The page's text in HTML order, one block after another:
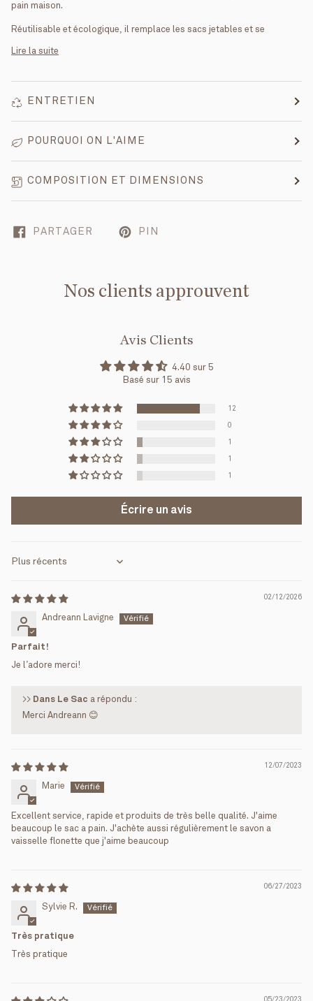
pain maison.
Réutilisable et écologique, il remplace les sacs jetables et se
Lire la suite
ENTRETIEN
POURQUOI ON L'AIME
COMPOSITION ET DIMENSIONS
PARTAGER PIN
Nos clients approuvent
Avis Clients
4.40 sur 5
Basé sur 15 avis
12
0
1
1
1
Écrire un avis
Sort by
02/12/2026
Andreann Lavigne
Parfait!
Je l’adore merci!
>> Dans Le Sac a répondu :
Merci Andreann 😊
12/07/2023
Marie
Excellent service, rapide et produits de très belle qualité. J'aime
beaucoup le sac a pain. J'achète aussi régulièrement le savon a
vaisselle flonette que j'aime beaucoup
06/27/2023
Sylvie R.
Très pratique
Très pratique
05/23/2023